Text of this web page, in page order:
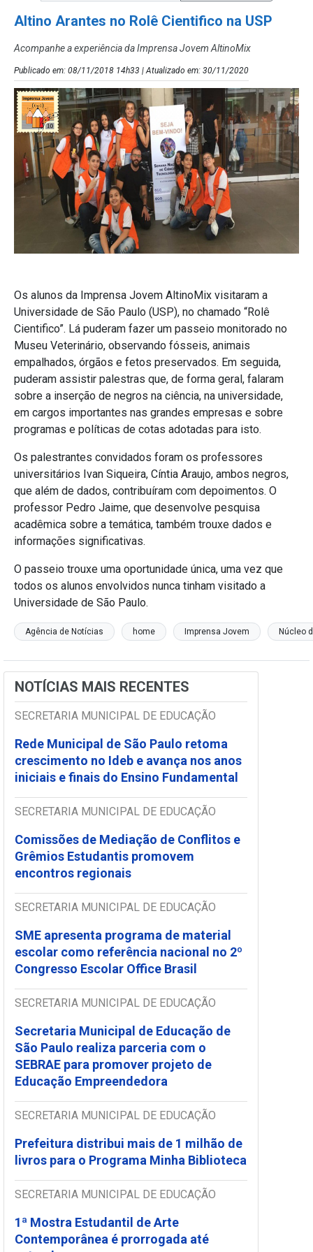
Altino Arantes no Rolê Cientifico na USP
Acompanhe a experiência da Imprensa Jovem AltinoMix
Publicado em: 08/11/2018 14h33 | Atualizado em: 30/11/2020
Os alunos da Imprensa Jovem AltinoMix visitaram a
Universidade de São Paulo (USP), no chamado “Rolê
Cientifico”. Lá puderam fazer um passeio monitorado no
Museu Veterinário, observando fósseis, animais
empalhados, órgãos e fetos preservados. Em seguida,
puderam assistir palestras que, de forma geral, falaram
sobre a inserção de negros na ciência, na universidade,
em cargos importantes nas grandes empresas e sobre
programas e políticas de cotas adotadas para isto.
Os palestrantes convidados foram os professores
universitários Ivan Siqueira, Cíntia Araujo, ambos negros,
que além de dados, contribuíram com depoimentos. O
professor Pedro Jaime, que desenvolve pesquisa
acadêmica sobre a temática, também trouxe dados e
informações significativas.
O passeio trouxe uma oportunidade única, uma vez que
todos os alunos envolvidos nunca tinham visitado a
Universidade de São Paulo.
Agência de Notícias home Imprensa Jovem Núcleo
NOTÍCIAS MAIS RECENTES
SECRETARIA MUNICIPAL DE EDUCAÇÃO
Rede Municipal de São Paulo retoma
crescimento no Ideb e avança nos anos
iniciais e finais do Ensino Fundamental
SECRETARIA MUNICIPAL DE EDUCAÇÃO
Comissões de Mediação de Conflitos e
Grêmios Estudantis promovem
encontros regionais
SECRETARIA MUNICIPAL DE EDUCAÇÃO
SME apresenta programa de material
escolar como referência nacional no 2º
Congresso Escolar Office Brasil
SECRETARIA MUNICIPAL DE EDUCAÇÃO
Secretaria Municipal de Educação de
São Paulo realiza parceria com o
SEBRAE para promover projeto de
Educação Empreendedora
SECRETARIA MUNICIPAL DE EDUCAÇÃO
Prefeitura distribui mais de 1 milhão de
livros para o Programa Minha Biblioteca
SECRETARIA MUNICIPAL DE EDUCAÇÃO
1ª Mostra Estudantil de Arte
Contemporânea é prorrogada até